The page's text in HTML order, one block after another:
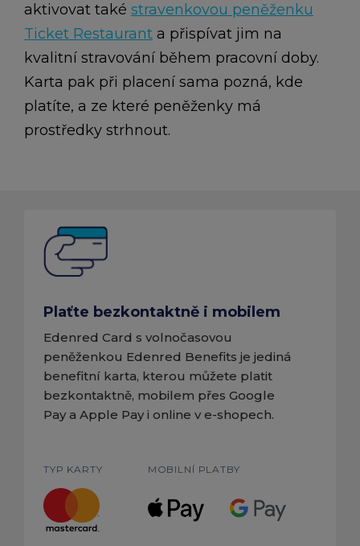
aktivovat také stravenkovou peněženku
Ticket Restaurant a přispívat jim na
kvalitní stravování během pracovní doby.
Karta pak při placení sama pozná, kde
platíte, a ze které peněženky má
prostředky strhnout.
Plaťte bezkontaktně i mobilem
Edenred Card s volnočasovou
peněženkou Edenred Benefits je jediná
benefitní karta, kterou můžete platit
bezkontaktně, mobilem přes Google
Pay a Apple Pay i online v e-shopech.
TYP KARTY MOBILNÍ PLATBY